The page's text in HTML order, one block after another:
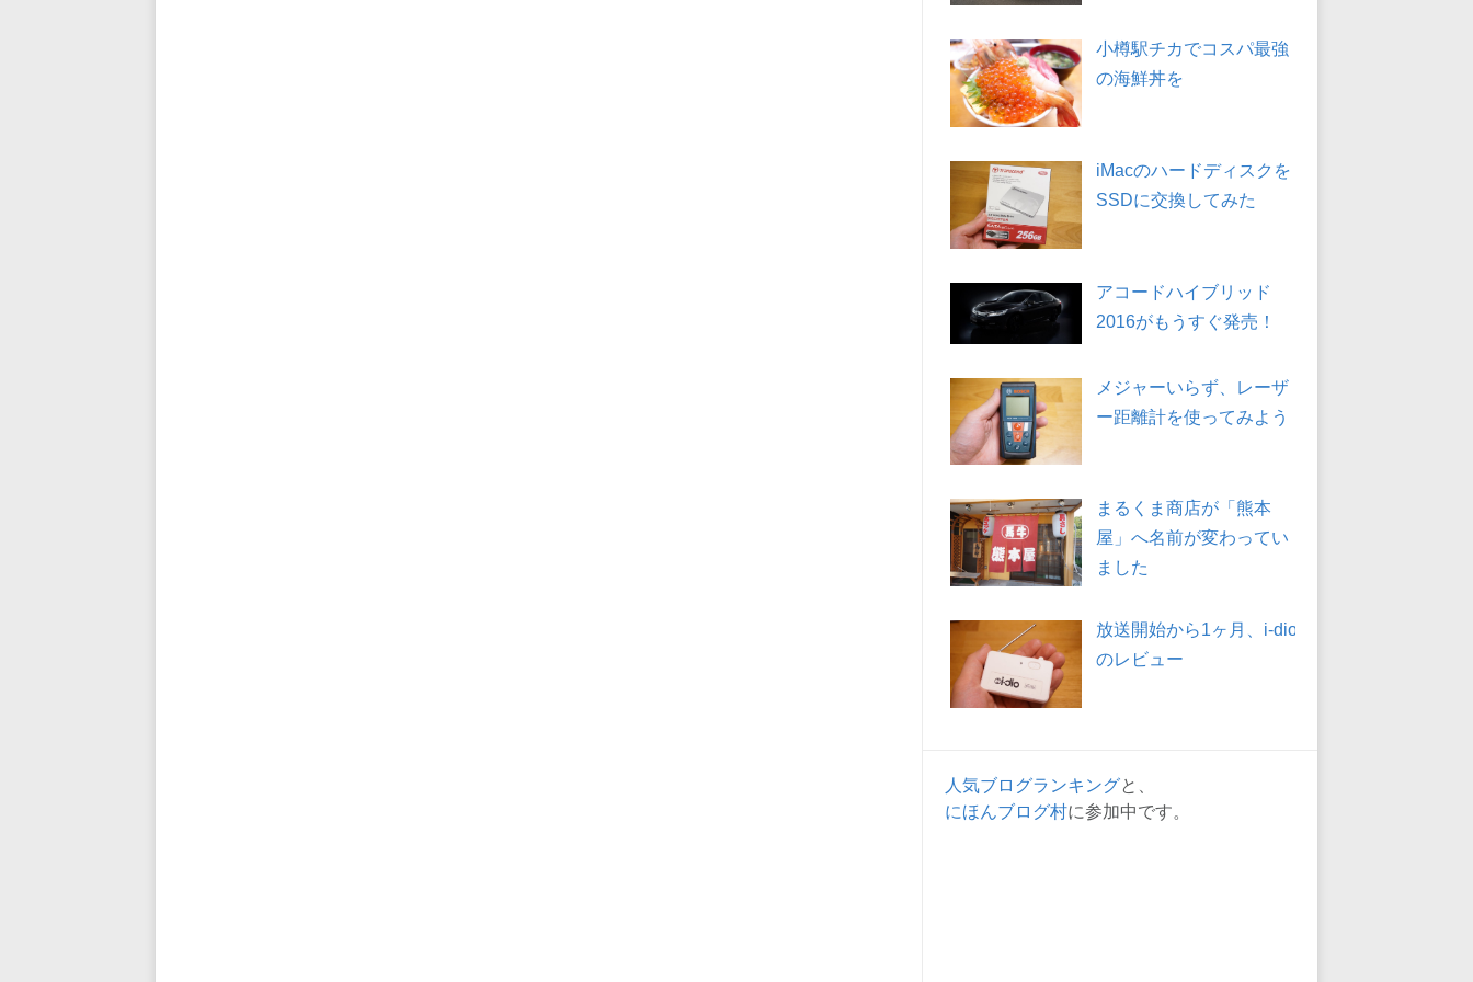
小樽駅チカでコスパ最強
の海鮮丼を
iMacのハードディスクを
SSDに交換してみた
アコードハイブリッド
2016がもうすぐ発売！
メジャーいらず、レーザ
ー距離計を使ってみよう
まるくま商店が「熊本
屋」へ名前が変わってい
ました
放送開始から1ヶ月、i-dio
のレビュー
人気ブログランキングと、
にほんブログ村に参加中です。